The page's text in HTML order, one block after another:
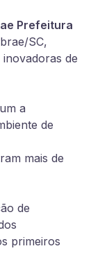
Prefeitura
SC,
de
a
de
mais de
de
primeiros